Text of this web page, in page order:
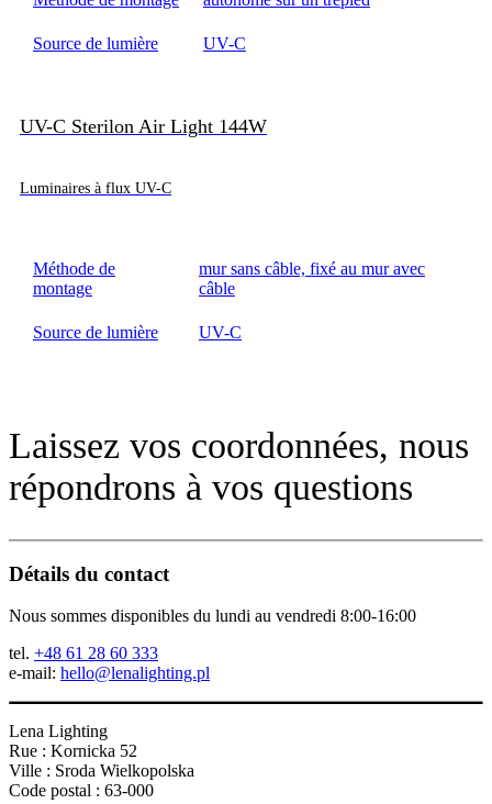
Source de lumière UV-C
UV-C Sterilon Air Light 144W
Luminaires à flux UV-C
Méthode de
montage
mur sans câble, fixé au mur avec
câble
Source de lumière UV-C
Laissez vos coordonnées, nous
répondrons à vos questions
Détails du contact
Nous sommes disponibles du lundi au vendredi 8:00-16:00
tel. +48 61 28 60 333
e-mail: hello@lenalighting.pl
Lena Lighting
Rue : Kornicka 52
Ville : Sroda Wielkopolska
Code postal : 63-000